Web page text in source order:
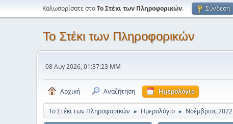
Καλωσορίσατε στοΤο Στέκι των Πληροφορικών. Σύνδεση
Το Στέκι των Πληροφορικών
08 Αυγ 2026, 01:37:23 ΜΜ
Αρχική Αναζήτηση Ημερολόγιο
Το Στέκι των Πληροφορικών ► Ημερολόγιο ► Νοέμβριος 2022